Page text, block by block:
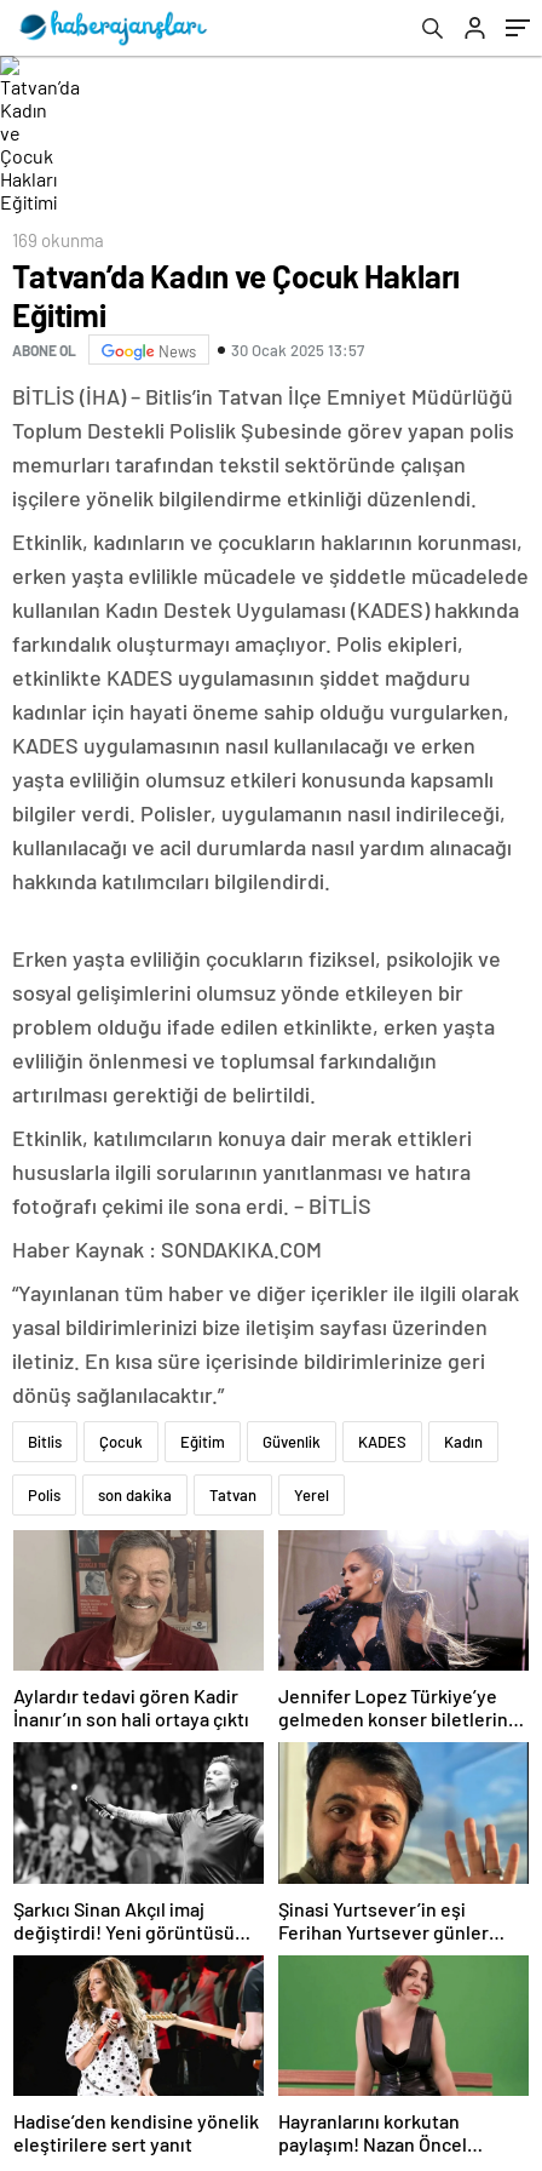
169 okunma
Tatvan’da Kadın ve Çocuk Hakları
Eğitimi
ABONE OL News 30 Ocak 2025 13:57
BİTLİS (İHA) – Bitlis’in Tatvan İlçe Emniyet Müdürlüğü
Toplum Destekli Polislik Şubesinde görev yapan polis
memurları tarafından tekstil sektöründe çalışan
işçilere yönelik bilgilendirme etkinliği düzenlendi.
Etkinlik, kadınların ve çocukların haklarının korunması,
erken yaşta evlilikle mücadele ve şiddetle mücadelede
kullanılan Kadın Destek Uygulaması (KADES) hakkında
farkındalık oluşturmayı amaçlıyor. Polis ekipleri,
etkinlikte KADES uygulamasının şiddet mağduru
kadınlar için hayati öneme sahip olduğu vurgularken,
KADES uygulamasının nasıl kullanılacağı ve erken
yaşta evliliğin olumsuz etkileri konusunda kapsamlı
bilgiler verdi. Polisler, uygulamanın nasıl indirileceği,
kullanılacağı ve acil durumlarda nasıl yardım alınacağı
hakkında katılımcıları bilgilendirdi.
Erken yaşta evliliğin çocukların fiziksel, psikolojik ve
sosyal gelişimlerini olumsuz yönde etkileyen bir
problem olduğu ifade edilen etkinlikte, erken yaşta
evliliğin önlenmesi ve toplumsal farkındalığın
artırılması gerektiği de belirtildi.
Etkinlik, katılımcıların konuya dair merak ettikleri
hususlarla ilgili sorularının yanıtlanması ve hatıra
fotoğrafı çekimi ile sona erdi. – BİTLİS
Haber Kaynak : SONDAKIKA.COM
“Yayınlanan tüm haber ve diğer içerikler ile ilgili olarak
yasal bildirimlerinizi bize iletişim sayfası üzerinden
iletiniz. En kısa süre içerisinde bildirimlerinize geri
dönüş sağlanılacaktır.”
Bitlis Çocuk Eğitim Güvenlik KADES Kadın
Polis son dakika Tatvan Yerel
Aylardır tedavi gören Kadir
İnanır’ın son hali ortaya çıktı
Jennifer Lopez Türkiye’ye
gelmeden konser biletlerine
zam geldi
Şarkıcı Sinan Akçıl imaj
değiştirdi! Yeni görüntüsü
gündem oldu
Şinasi Yurtsever’in eşi
Ferihan Yurtsever günler
sonra paylaşım yaptı
Hadise’den kendisine yönelik
eleştirilere sert yanıt
Hayranlarını korkutan
paylaşım! Nazan Öncel